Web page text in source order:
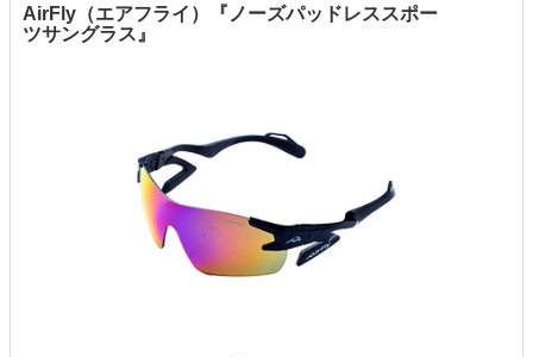
AirFly（エアフライ）『ノーズパッドレススポー
ツサングラス』